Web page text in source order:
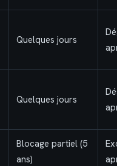
Quelques jours
Quelques jours
Blocage partiel (5
ans)